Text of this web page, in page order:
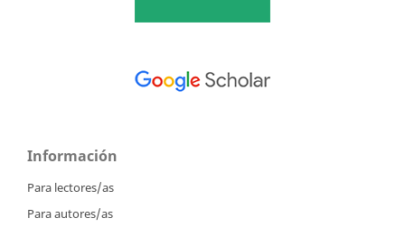
Información
Para lectores/as
Para autores/as